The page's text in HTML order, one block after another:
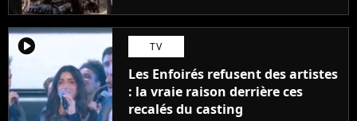
player2 TV
Les Enfoirés refusent des artistes
: la vraie raison derrière ces
recalés du casting